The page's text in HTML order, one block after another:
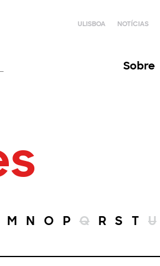
ULISBOA NOTÍCIAS
Sobre
M N O P Q R S T U